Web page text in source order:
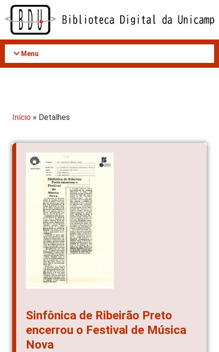
Acessar
conteúdo
Menu
Início » Detalhes
Sinfônica de Ribeirão Preto
encerrou o Festival de Música
Nova